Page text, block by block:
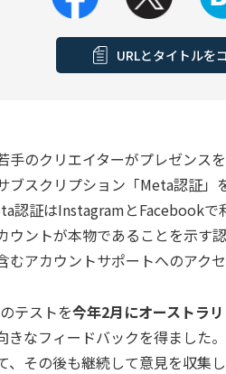
URLとタイトルを
手のクリエイターがプレゼンス
ブスクリプション「Meta認証」
認証はInstagramとFacebookで
ウントが本物であることを示す
むアカウントサポートへのアクセ
テストを今年2月にオーストラ
きなフィードバックを得ました
、その後も継続して意見を収集